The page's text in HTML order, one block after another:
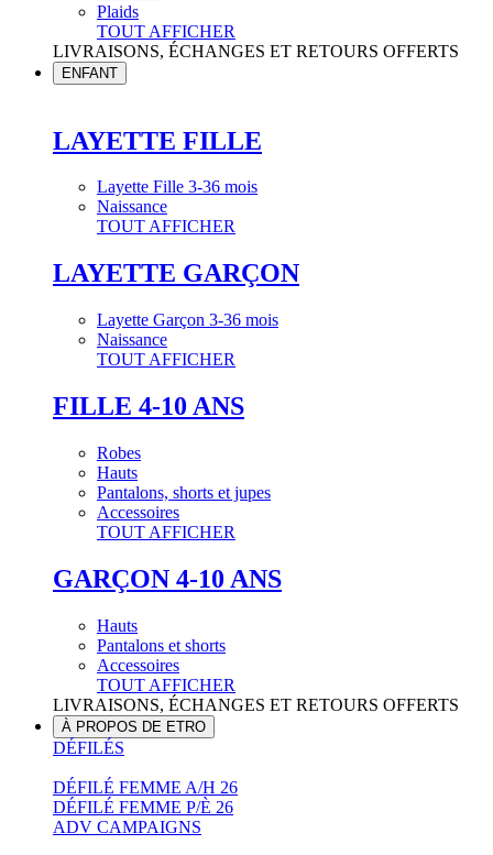
Plaids
TOUT AFFICHER
LIVRAISONS, ÉCHANGES ET RETOURS OFFERTS
ENFANT
LAYETTE FILLE
Layette Fille 3-36 mois
Naissance
TOUT AFFICHER
LAYETTE GARÇON
Layette Garçon 3-36 mois
Naissance
TOUT AFFICHER
FILLE 4-10 ANS
Robes
Hauts
Pantalons, shorts et jupes
Accessoires
TOUT AFFICHER
GARÇON 4-10 ANS
Hauts
Pantalons et shorts
Accessoires
TOUT AFFICHER
LIVRAISONS, ÉCHANGES ET RETOURS OFFERTS
À PROPOS DE ETRO
DÉFILÉS
DÉFILÉ FEMME A/H 26
DÉFILÉ FEMME P/È 26
ADV CAMPAIGNS